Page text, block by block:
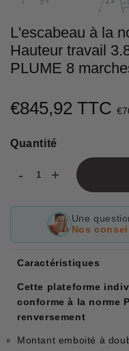
L'escabeau à la
Hauteur travail
PLUME 8
€845,92 TTC
price
Quantité
- +
Une
Nos
Caractéristiques
Cette plateforme
conforme à la norme
renversement
Montant emboité à